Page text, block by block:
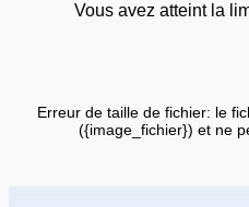
Vous avez atteint la
Erreur de taille de fichier: le
({image_fichier}) et ne